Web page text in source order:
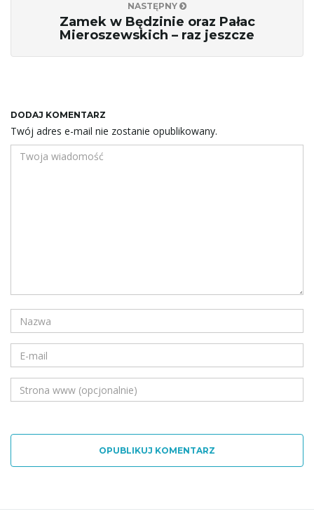
NASTĘPNY
Zamek w Będzinie oraz Pałac
Mieroszewskich – raz jeszcze
DODAJ KOMENTARZ
Twój adres e-mail nie zostanie opublikowany.
OPUBLIKUJ KOMENTARZ